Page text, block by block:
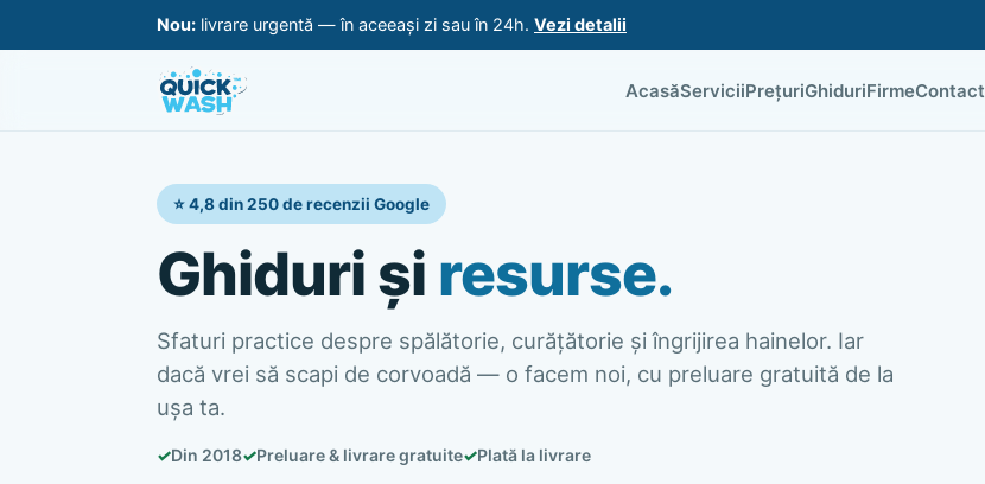
Nou: livrare urgentă — în aceeași zi sau în 24h. Vezi detalii
AcasăServiciiPrețuriGhiduriFirmeContact
⭐ 4,8 din 250 de recenzii Google
Ghiduri și resurse.
Sfaturi practice despre spălătorie, curățătorie și îngrijirea hainelor. Iar
dacă vrei să scapi de corvoadă — o facem noi, cu preluare gratuită de la
ușa ta.
✓Din 2018✓Preluare & livrare gratuite✓Plată la livrare